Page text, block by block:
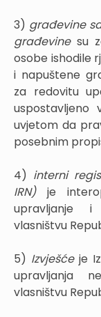
3) građevine
građevine su
osobe ishodile
i napuštene
za redovitu
uspostavljeno
uvjetom da
posebnim
4) interni
IRN) je
upravljanje i
vlasništvu
5) Izvješćeje
upravljanja
vlasništvu